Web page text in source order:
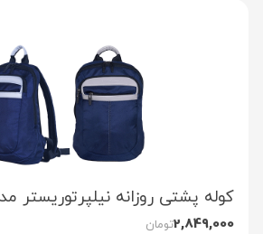
کوله پشتی روزانه نیلپرتوریستر
2,849,000تومان